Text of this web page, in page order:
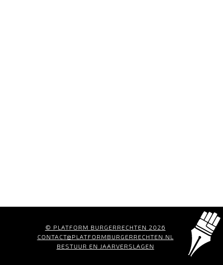
© PLATFORM BURGERRECHTEN 2026
CONTACT@PLATFORMBURGERRECHTEN.NL
BESTUUR EN JAARVERSLAGEN